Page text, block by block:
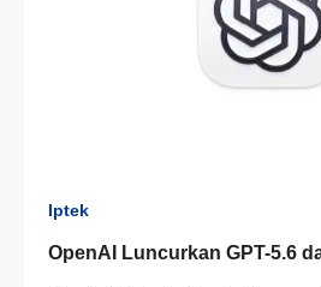
Iptek
OpenAI Luncurkan GPT-5.6